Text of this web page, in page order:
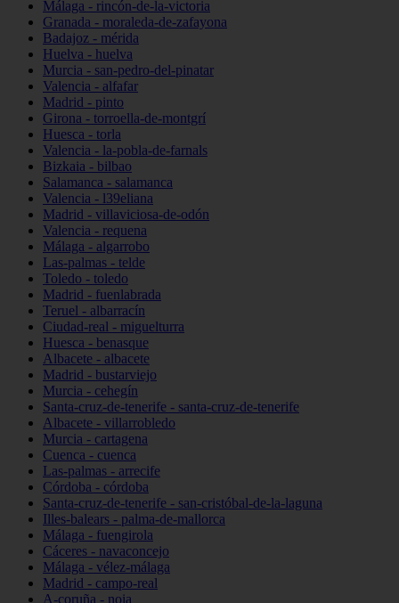
Málaga - rincón-de-la-victoria
Granada - moraleda-de-zafayona
Badajoz - mérida
Huelva - huelva
Murcia - san-pedro-del-pinatar
Valencia - alfafar
Madrid - pinto
Girona - torroella-de-montgrí
Huesca - torla
Valencia - la-pobla-de-farnals
Bizkaia - bilbao
Salamanca - salamanca
Valencia - l39eliana
Madrid - villaviciosa-de-odón
Valencia - requena
Málaga - algarrobo
Las-palmas - telde
Toledo - toledo
Madrid - fuenlabrada
Teruel - albarracín
Ciudad-real - miguelturra
Huesca - benasque
Albacete - albacete
Madrid - bustarviejo
Murcia - cehegín
Santa-cruz-de-tenerife - santa-cruz-de-tenerife
Albacete - villarrobledo
Murcia - cartagena
Cuenca - cuenca
Las-palmas - arrecife
Córdoba - córdoba
Santa-cruz-de-tenerife - san-cristóbal-de-la-laguna
Illes-balears - palma-de-mallorca
Málaga - fuengirola
Cáceres - navaconcejo
Málaga - vélez-málaga
Madrid - campo-real
A-coruña - noia